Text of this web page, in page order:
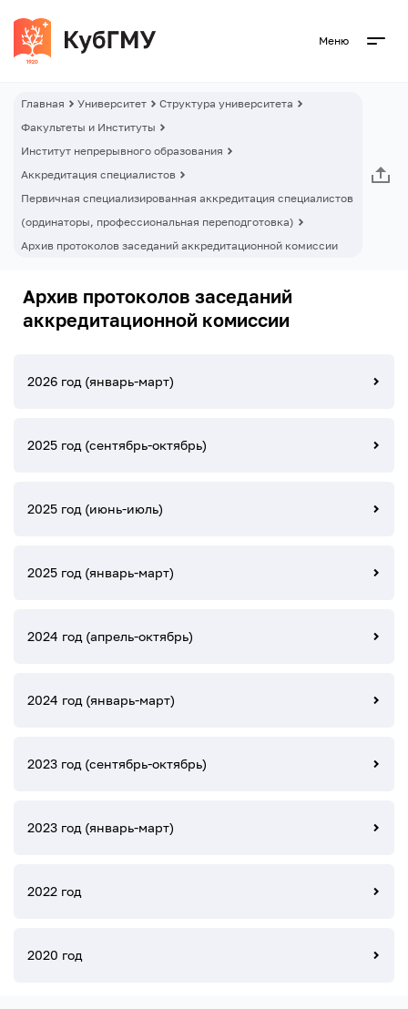
Меню
Главная Университет
Структура университета
Факультеты и Институты
Институт непрерывного образования
Аккредитация специалистов
Первичная специализированная аккредитация специалистов
(ординаторы, профессиональная переподготовка)
Архив протоколов заседаний аккредитационной комиссии
Архив протоколов заседаний
аккредитационной комиссии
2026 год (январь-март)
2025 год (сентябрь-октябрь)
2025 год (июнь-июль)
2025 год (январь-март)
2024 год (апрель-октябрь)
2024 год (январь-март)
2023 год (сентябрь-октябрь)
2023 год (январь-март)
2022 год
2020 год